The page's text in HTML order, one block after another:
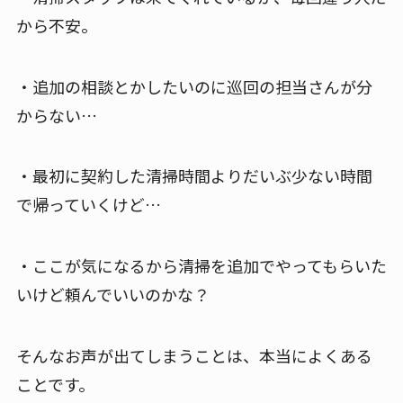
から不安。
・追加の相談とかしたいのに巡回の担当さんが分
からない…
・最初に契約した清掃時間よりだいぶ少ない時間
で帰っていくけど…
・ここが気になるから清掃を追加でやってもらいた
いけど頼んでいいのかな？
そんなお声が出てしまうことは、本当によくある
ことです。